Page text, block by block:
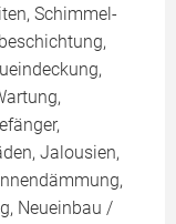
Schimmel-
Jalousien,
Neueinbau /